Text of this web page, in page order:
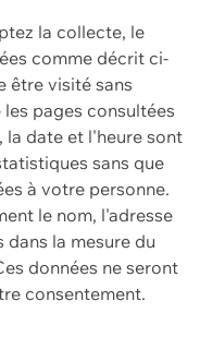
la collecte, le
comme décrit ci-
être visité sans
pages consultées
la date et l'heure sont
sans que
à votre personne.
le nom, l'adresse
la mesure du
données ne seront
consentement.